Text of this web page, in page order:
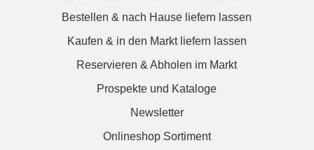
Bestellen & nach Hause liefern lassen
Kaufen & in den Markt liefern lassen
Reservieren & Abholen im Markt
Prospekte und Kataloge
Newsletter
Onlineshop Sortiment